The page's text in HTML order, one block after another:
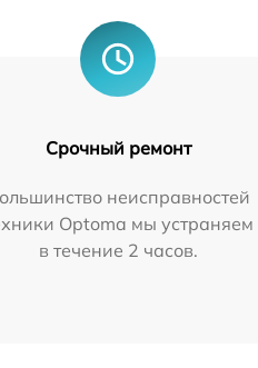
Срочный ремонт
неисправностей
Optoma мы устраняем
в течение 2 часов.